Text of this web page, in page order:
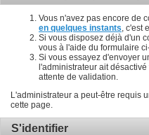
Vous n'avez pas encore de
en quelques instants , c'est
Si vous disposez déjà d'un
vous à l'aide du formulaire
Si vous essayez d'envoyer
l'administrateur ait
attente de validation.
L'administrateur a peut-être requis
cette page.
S'identifier